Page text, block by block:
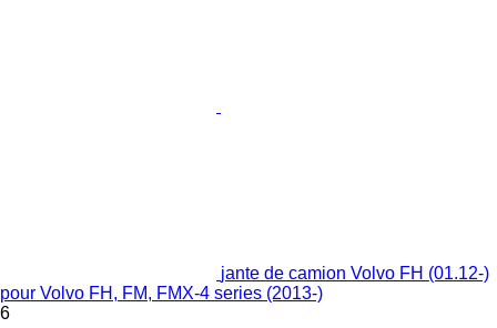
jante de camion Volvo FH (01.12-)
pour Volvo FH, FM, FMX-4 series (2013-)
6